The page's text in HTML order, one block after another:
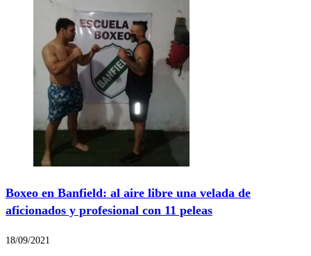
Boxeo en Banfield: al aire libre una velada de
aficionados y profesional con 11 peleas
18/09/2021